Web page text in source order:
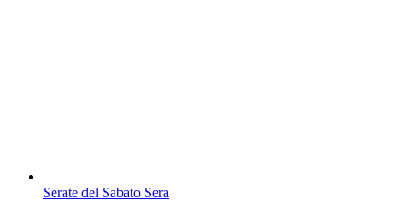
Serate del Sabato Sera